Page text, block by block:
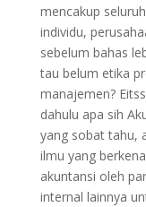
mencakup
individu,
sebelum bahas
tau belum etika
manajemen?
dahulu apa sih
yang sobat tahu,
ilmu yang
akuntansi oleh
internal lainnya